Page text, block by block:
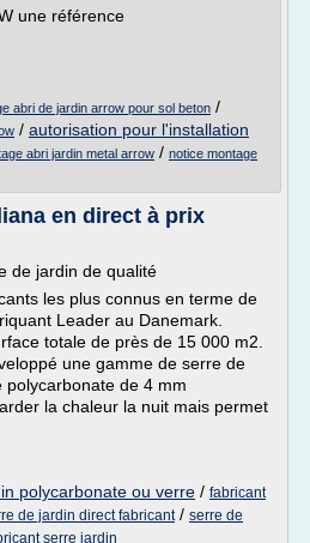
une référence
abri de jardin arrow pour sol beton /
/ autorisation pour l'installation
abri jardin metal arrow / notice montage
en direct à prix
de jardin de qualité
les plus connus en terme de
Leader au Danemark.
totale de près de 15 000 m2.
une gamme de serre de
polycarbonate de 4 mm
la chaleur la nuit mais permet
polycarbonate ou verre / fabricant
de jardin direct fabricant/ serre de
serre jardin